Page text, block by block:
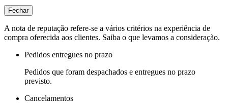
Fechar
A nota de reputação refere-se a vários critérios na experiência de
compra oferecida aos clientes. Saiba o que levamos a consideração.
Pedidos entregues no prazo
Pedidos que foram despachados e entregues no prazo
previsto.
Cancelamentos